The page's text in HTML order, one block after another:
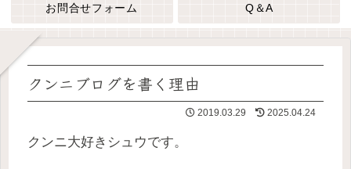
お問合せフォーム Q＆A
クンニブログを書く理由
2019.03.29 2025.04.24
クンニ大好きシュウです。